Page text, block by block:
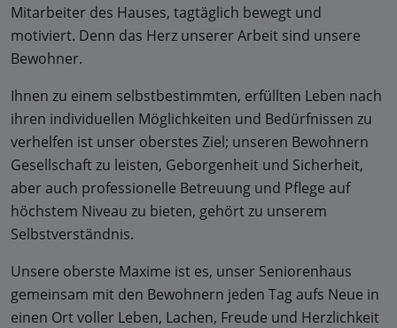
Mitarbeiter des Hauses, tagtäglich bewegt und
motiviert. Denn das Herz unserer Arbeit sind unsere
Bewohner.
Ihnen zu einem selbstbestimmten, erfüllten Leben nach
ihren individuellen Möglichkeiten und Bedürfnissen zu
verhelfen ist unser oberstes Ziel; unseren Bewohnern
Gesellschaft zu leisten, Geborgenheit und Sicherheit,
aber auch professionelle Betreuung und Pflege auf
höchstem Niveau zu bieten, gehört zu unserem
Selbstverständnis.
Unsere oberste Maxime ist es, unser Seniorenhaus
gemeinsam mit den Bewohnern jeden Tag aufs Neue in
einen Ort voller Leben, Lachen, Freude und Herzlichkeit